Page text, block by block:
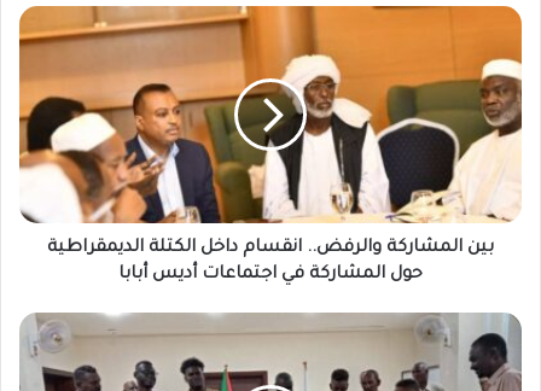
بين
والرفض..
انقسام
داخل
الديمقراطية
المشاركة
أبابا
بين المشاركة والرفض.. انقسام داخل الكتلة الديمقراطية
حول المشاركة في اجتماعات أديس أبابا
والي
الخرطوم
يدعم